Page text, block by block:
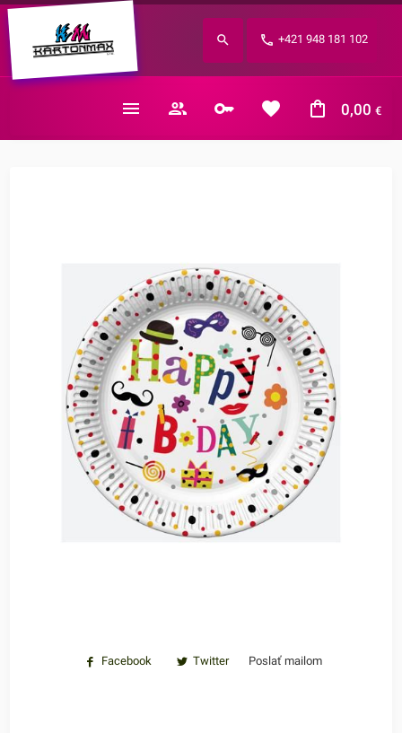
+421 948 181 102
0,00 €
Zabudnuté heslo?
E-mail
Facebook Twitter Poslať mailom